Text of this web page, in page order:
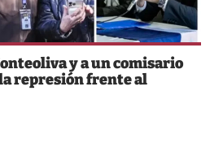
y a un comisario
represión frente al